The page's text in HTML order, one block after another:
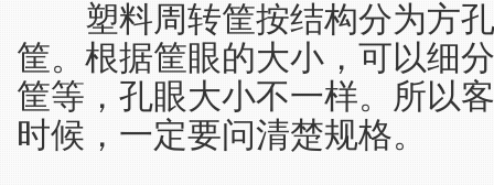
塑料周转筐按结构分为方孔
筐。根据筐眼的大小，可以细
筐等，孔眼大小不一样。所以
时候，一定要问清楚规格。